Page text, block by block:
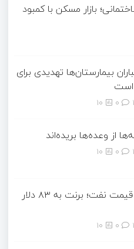
بازار مسکن با کمبود
بیمارستان‌ها تهدیدی برای
است
10
از وعده‌ها بریده‌اند
10
جهش دوباره قیمت نفت؛ برنت به ۸۳ دلار
10